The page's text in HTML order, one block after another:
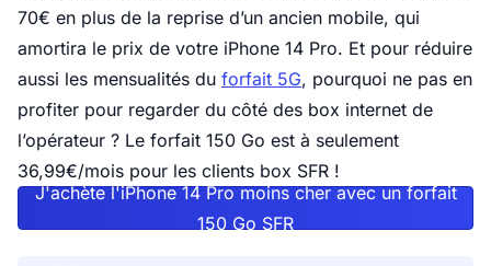
70€ en plus de la reprise d’un ancien mobile, qui
amortira le prix de votre iPhone 14 Pro. Et pour réduire
aussi les mensualités du forfait 5G, pourquoi ne pas en
profiter pour regarder du côté des box internet de
l’opérateur ? Le forfait 150 Go est à seulement
36,99€/mois pour les clients box SFR !
J'achète l'iPhone 14 Pro moins cher avec un forfait
150 Go SFR